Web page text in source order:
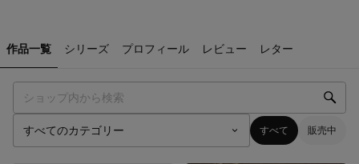
作品一覧 シリーズ プロフィール レビュー レター
すべて 販売中